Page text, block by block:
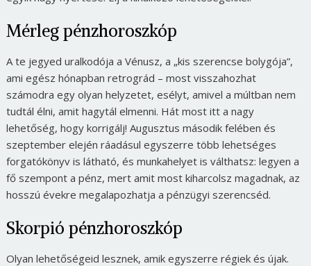
Mérleg pénzhoroszkóp
A te jegyed uralkodója a Vénusz, a „kis szerencse bolygója”,
ami egész hónapban retrográd – most visszahozhat
számodra egy olyan helyzetet, esélyt, amivel a múltban nem
tudtál élni, amit hagytál elmenni. Hát most itt a nagy
lehetőség, hogy korrigálj! Augusztus második felében és
szeptember elején ráadásul egyszerre több lehetséges
forgatókönyv is látható, és munkahelyet is válthatsz: legyen a
fő szempont a pénz, mert amit most kiharcolsz magadnak, az
hosszú évekre megalapozhatja a pénzügyi szerencséd.
Skorpió pénzhoroszkóp
Olyan lehetőségeid lesznek, amik egyszerre régiek és újak.